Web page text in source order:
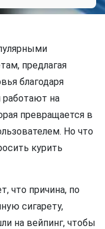
предлагая
благодаря
работают на
превращается в
Но что
курить
что причина, по
сигарету,
на вейпинг, чтобы